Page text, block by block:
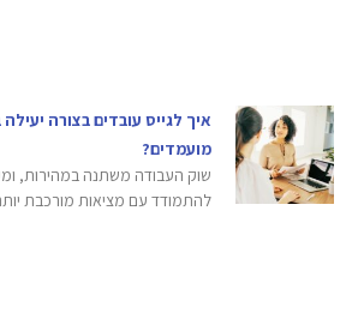
איך לגייס עובדים בצורה
מועמדים?
שוק העבודה משתנה במהירות,
להתמודד עם מציאות מורכבת